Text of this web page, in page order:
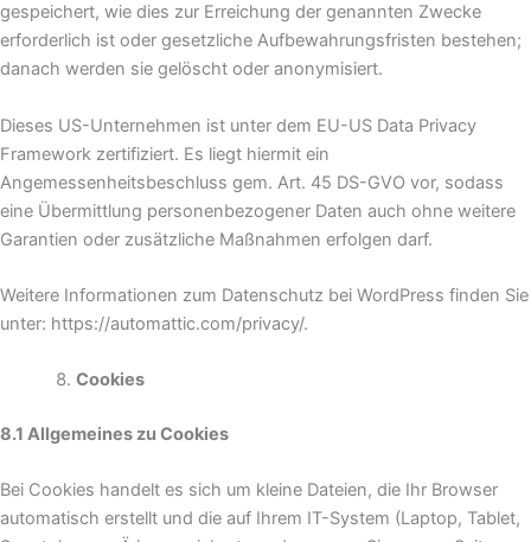
gespeichert, wie dies zur Erreichung der genannten Zwecke
erforderlich ist oder gesetzliche Aufbewahrungsfristen bestehen;
danach werden sie gelöscht oder anonymisiert.
Dieses US-Unternehmen ist unter dem EU-US Data Privacy
Framework zertifiziert. Es liegt hiermit ein
Angemessenheitsbeschluss gem. Art. 45 DS-GVO vor, sodass
eine Übermittlung personenbezogener Daten auch ohne weitere
Garantien oder zusätzliche Maßnahmen erfolgen darf.
Weitere Informationen zum Datenschutz bei WordPress finden Sie
unter: https://automattic.com/privacy/.
Cookies
8.1 Allgemeines zu Cookies
Bei Cookies handelt es sich um kleine Dateien, die Ihr Browser
automatisch erstellt und die auf Ihrem IT-System (Laptop, Tablet,